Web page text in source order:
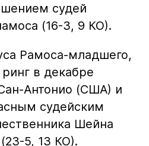
судей
(16-3, 9 КО).
Рамоса-младшего,
в декабре
Антонио (США) и
судейским
Шейна
5, 13 КО).